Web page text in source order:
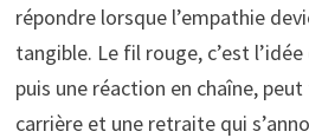
répondre lorsque l’empathie
tangible. Le fil rouge, c’est
puis une réaction en chaîne,
carrière et une retraite qui